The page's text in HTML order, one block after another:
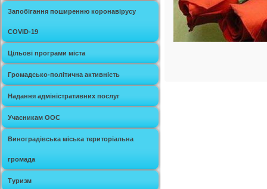
Запобігання поширенню коронавірусу
COVID-19
Цільові програми міста
Громадсько-політична активність
Надання адміністративних послуг
Учасникам ООС
Виноградівська міська територіальна
громада
Туризм